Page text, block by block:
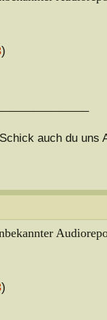
)
Schick auch du uns
)